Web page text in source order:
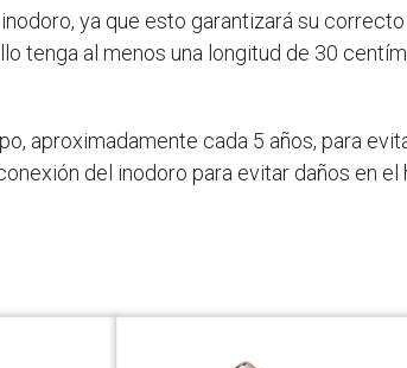
ya que esto garantizará su
tenga al menos una longitud de 30
aproximadamente cada 5 años, para
del inodoro para evitar daños en el